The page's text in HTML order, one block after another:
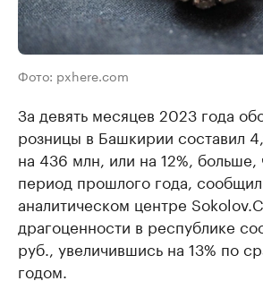
Фото: pxhere.com
За девять месяцев 2023 года
розницы в Башкирии составил
на 436 млн, или на 12%, больше,
период прошлого года,
аналитическом центре
драгоценности в республике
руб., увеличившись на 13% по
годом.